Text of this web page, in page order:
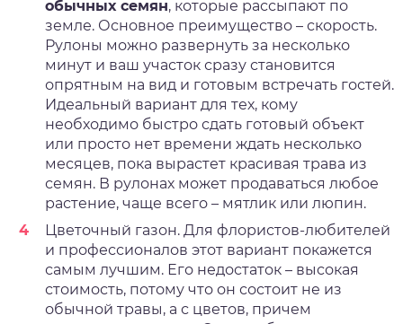
обычных семян, которые рассыпают по
земле. Основное преимущество – скорость.
Рулоны можно развернуть за несколько
минут и ваш участок сразу становится
опрятным на вид и готовым встречать гостей.
Идеальный вариант для тех, кому
необходимо быстро сдать готовый объект
или просто нет времени ждать несколько
месяцев, пока вырастет красивая трава из
семян. В рулонах может продаваться любое
растение, чаще всего – мятлик или люпин.
Цветочный газон. Для флористов-любителей
и профессионалов этот вариант покажется
самым лучшим. Его недостаток – высокая
стоимость, потому что он состоит не из
обычной травы, а с цветов, причем